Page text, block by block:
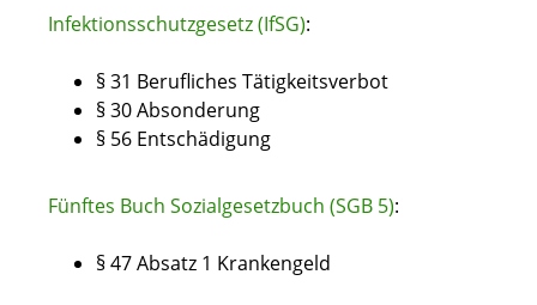
Infektionsschutzgesetz (IfSG):
§ 31 Berufliches Tätigkeitsverbot
§ 30 Absonderung
§ 56 Entschädigung
Fünftes Buch Sozialgesetzbuch (SGB 5):
§ 47 Absatz 1 Krankengeld